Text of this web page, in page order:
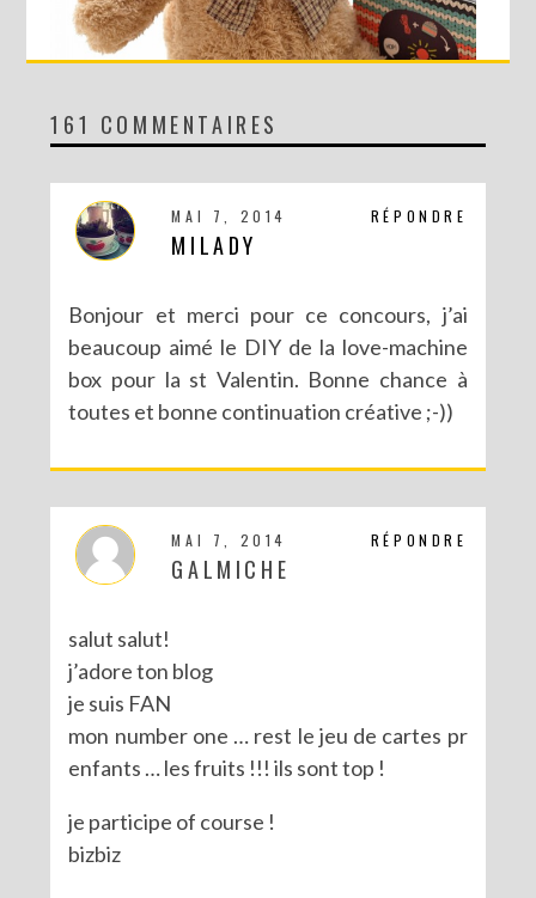
CONCOURS AVEC SERGENT MAJOR
161 COMMENTAIRES
RÉPONDRE
MAI 7, 2014
MILADY
Bonjour et merci pour ce concours, j’ai
beaucoup aimé le DIY de la love-machine
box pour la st Valentin. Bonne chance à
toutes et bonne continuation créative ;-))
RÉPONDRE
MAI 7, 2014
GALMICHE
salut salut!
j’adore ton blog
je suis FAN
mon number one … rest le jeu de cartes pr
enfants … les fruits !!! ils sont top !
je participe of course !
bizbiz